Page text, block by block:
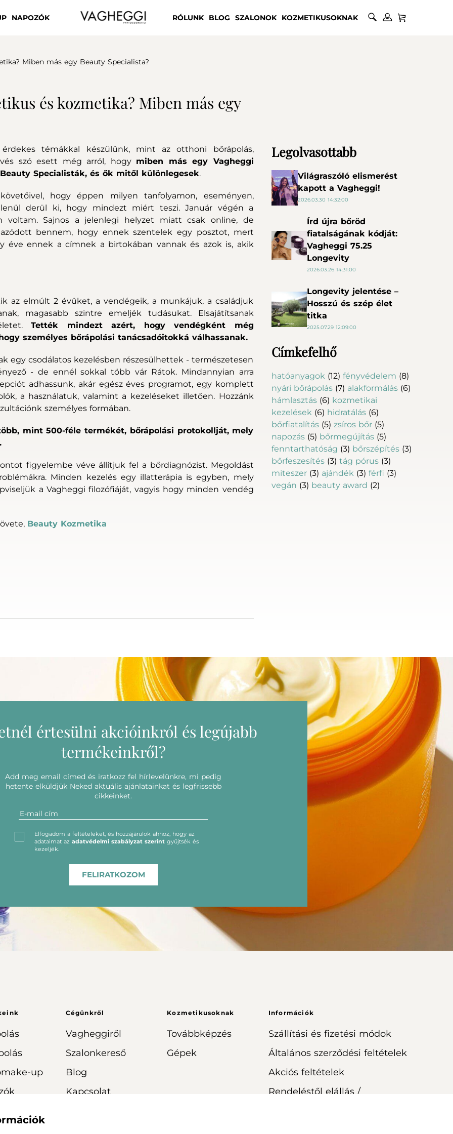
NAPOZÓK RÓLUNK BLOG SZALONOK KOZMETIKUSOKNAK
Miben más egy Beauty Specialista?
és kozmetika? Miben más egy
témákkal készülünk, mint az otthoni bőrápolás,
szó esett még arról, hogy miben más egy Vagheggi
Specialisták, és ők mitől különlegesek.
hogy éppen milyen tanfolyamon, eseményen,
derül ki, hogy mindezt miért teszi. Január végén a
voltam. Sajnos a jelenlegi helyzet miatt csak online, de
bennem, hogy ennek szentelek egy posztot, mert
éve ennek a címnek a birtokában vannak és azok is, akik
az elmúlt 2 évüket, a vendégeik, a munkájuk, a családjuk
magasabb szintre emeljék tudásukat. Elsajátítsanak
Tették mindezt azért, hogy vendégként még
személyes bőrápolási tanácsadóitokká válhassanak.
egy csodálatos kezelésben részesülhettek - természetesen
- de ennél sokkal több vár Rátok. Mindannyian arra
adhassunk, akár egész éves programot, egy komplett
a használatuk, valamint a kezeléseket illetően. Hozzánk
személyes formában.
mint 500-féle termékét, bőrápolási protokollját, mely
figyelembe véve állítjuk fel a bőrdiagnózist. Megoldást
Minden kezelés egy illatterápia is egyben, mely
a Vagheggi filozófiáját, vagyis hogy minden vendég
Beauty Kozmetika
Legolvasottabb
Világraszóló elismerést
kapott a Vagheggi!
2026.03.30 14:32:00
Írd újra bőröd
fiatalságának kódját:
Vagheggi 75.25
Longevity
2026.03.26 14:31:00
Longevity jelentése –
Hosszú és szép élet
titka
2025.07.29 12:09:00
Címkefelhő
hatóanyagok (12) fényvédelem (8)
nyári bőrápolás (7) alakformálás (6)
hámlasztás (6) kozmetikai
kezelések (6) hidratálás (6)
bőrfiatalítás (5) zsíros bőr (5)
napozás (5) bőrmegújítás (5)
fenntarthatóság (3) bőrszépítés (3)
bőrfeszesítés (3) tág pórus (3)
miteszer (3) ajándék (3) férfi (3)
vegán (3) beauty award (2)
értesülni akcióinkról és legújabb
termékeinkről?
Add meg email címed és iratkozz fel hírlevelünkre, mi pedig
hetente elküldjük Neked aktuális ajánlatainkat és legfrissebb
cikkeinket.
Elfogadom a feltételeket, és hozzájárulok ahhoz, hogy az
adataimat az adatvédelmi szabályzat szerint gyűjtsék és
kezeljék.
FELIRATKOZOM
up
Cégünkről
Vagheggiről
Szalonkereső
Blog
Kapcsolat
Kozmetikusoknak
Továbbképzés
Gépek
Információk
Szállítási és fizetési módok
Általános szerződési feltételek
Akciós feltételek
Rendeléstől elállás /